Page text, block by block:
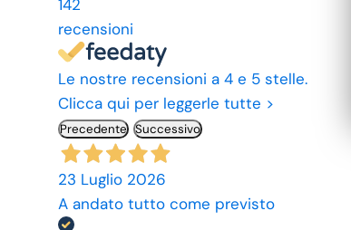
142
recensioni
Le nostre recensioni a 4 e 5 stelle.
Clicca qui per leggerle tutte >
Precedente Successivo
23 Luglio 2026
A andato tutto come previsto